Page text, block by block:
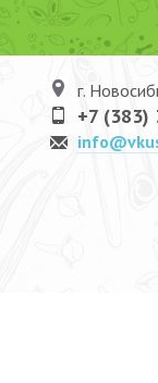
г.
+7